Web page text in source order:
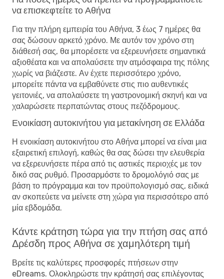
να επισκεφτείτε το Αθήνα
Για την πλήρη εμπειρία του Αθήνα, 3 έως 7 ημέρες θα
σας δώσουν αρκετό χρόνο. Με αυτόν τον χρόνο στη
διάθεσή σας, θα μπορέσετε να εξερευνήσετε σημαντικά
αξιοθέατα και να απολαύσετε την ατμόσφαιρα της πόλης
χωρίς να βιάζεστε. Αν έχετε περισσότερο χρόνο,
μπορείτε πάντα να εμβαθύνετε στις πιο αυθεντικές
γειτονιές, να απολαύσετε τη γαστρονομική σκηνή και να
χαλαρώσετε περπατώντας στους πεζόδρομους.
Ενοικίαση αυτοκινήτου για μετακίνηση σε Ελλάδα
Η ενοικίαση αυτοκινήτου στο Αθήνα μπορεί να είναι μια
εξαιρετική επιλογή, καθώς θα σας δώσει την ελευθερία
να εξερευνήσετε πέρα ​​από τις αστικές περιοχές με τον
δικό σας ρυθμό. Προσαρμόστε το δρομολόγιό σας με
βάση το πρόγραμμα και τον προϋπολογισμό σας, ειδικά
αν σκοπεύετε να μείνετε στη χώρα για περισσότερο από
μία εβδομάδα.
Κάντε κράτηση τώρα για την πτήση σας από
Δρέσδη προς Αθήνα σε χαμηλότερη τιμή
Βρείτε τις καλύτερες προσφορές πτήσεων στην
eDreams. Ολοκληρώστε την κράτησή σας επιλέγοντας